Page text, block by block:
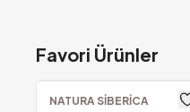
Favori Ürünler
NATURA SIBERICA